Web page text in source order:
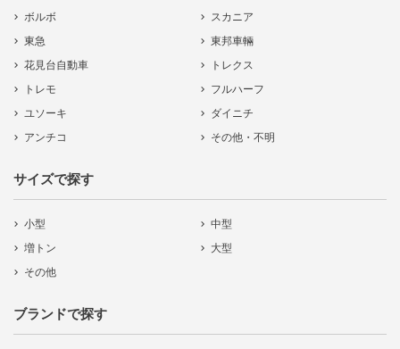
ボルボ
スカニア
東急
東邦車輛
花見台自動車
トレクス
トレモ
フルハーフ
ユソーキ
ダイニチ
アンチコ
その他・不明
サイズで探す
小型
中型
増トン
大型
その他
ブランドで探す